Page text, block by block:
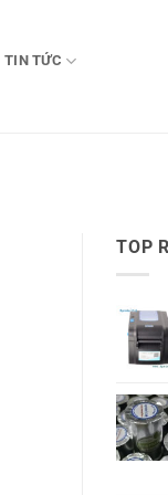
TIN TỨC
TOP